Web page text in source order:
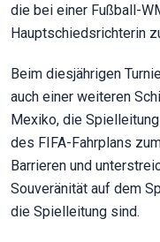
die bei einer Fußball-
Hauptschiedsrichterin
Beim diesjährigen
auch einer weiteren
Mexiko, die
des FIFA-Fahrplans
Barrieren und
Souveränität auf dem
die Spielleitung sind.